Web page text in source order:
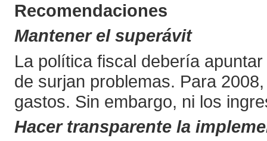
Recomendaciones
Mantener el superávit
La política fiscal debería
de surjan problemas. Para
gastos. Sin embargo, ni los
Hacer transparente la